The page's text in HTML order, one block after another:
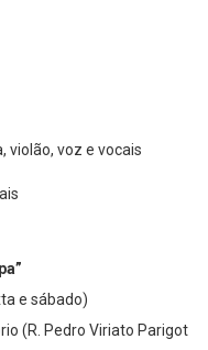
violão, voz e vocais
e sábado)
(R. Pedro Viriato Parigot